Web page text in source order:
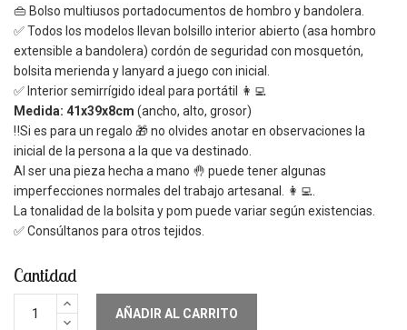
👜 Bolso multiusos portadocumentos de hombro y bandolera.
✅ Todos los modelos llevan bolsillo interior abierto (asa hombro
extensible a bandolera) cordón de seguridad con mosquetón,
bolsita merienda y lanyard a juego con inicial.
✅ Interior semirrígido ideal para portátil 👩‍💻
Medida: 41x39x8cm (ancho, alto, grosor)
‼️Si es para un regalo 🎁 no olvides anotar en observaciones la
inicial de la persona a la que va destinado.
Al ser una pieza hecha a mano 🤚 puede tener algunas
imperfecciones normales del trabajo artesanal. 👩‍💻.
La tonalidad de la bolsita y pom puede variar según existencias.
✅ Consúltanos para otros tejidos.
Cantidad
AÑADIR AL CARRITO